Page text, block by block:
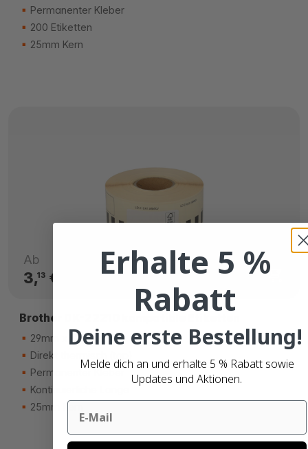
Permanenter Kleber
200 Etiketten
25mm Kern
Ab
3,13€
Brother DK-22210 kompatible Etiketten
29mm x 30.48m
Direkt thermisch (top)
Permanenter Kleber
Kontinuierliche Länge
25mm Kern
Erhalte 5 %
Rabatt
Deine erste Bestellung!
Melde dich an und erhalte 5 % Rabatt sowie
Updates und Aktionen.
Email